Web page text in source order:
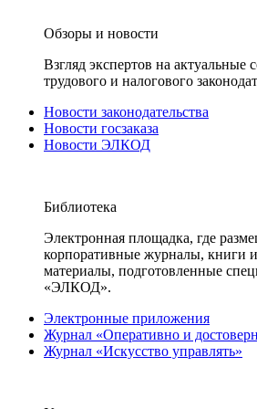
Обзоры и новости
Взгляд экспертов на актуальные
трудового и налогового
Новости законодательства
Новости госзаказа
Новости ЭЛКОД
Библиотека
Электронная площадка, где
корпоративные журналы, книги
материалы, подготовленные
«ЭЛКОД».
Электронные приложения
Журнал «Оперативно и
Журнал «Искусство управлять»